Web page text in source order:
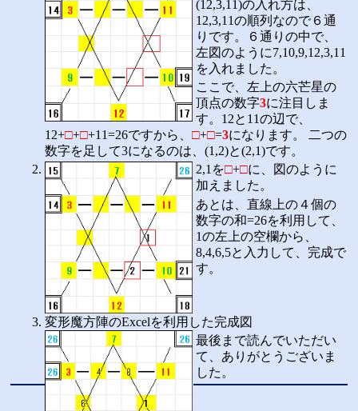
(12,3,11)の入れ方は、
12,3,11の順列なので６通
りです。６通りの中で、
左図のように7,10,9,12,3,11
を入れました。
ここで、左上の六芒星の
頂点の数字3に注目しま
す。12と11の辺で、
12+□+□+11=26ですから、□+□=3になります。 二つの
数字を足して3になるのは、(1,2)と(2,1)です。
2,1を□+□に、図のように
加えました。
あとは、直線上の４個の
数字の和=26を利用して、
1の左上の空欄から、
8,4,6,5と入力して、完成で
す。
変形魔方陣のExcelを利用した完成図
最後まで読んでいただい
て、ありがとうございま
した。